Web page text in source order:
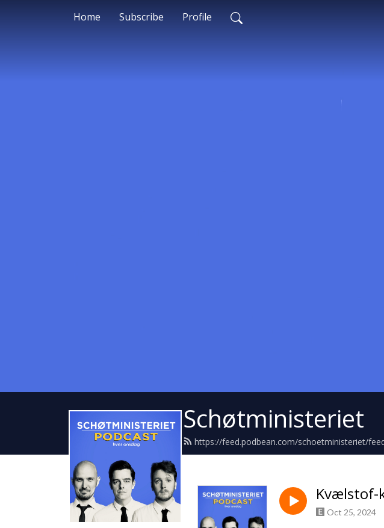
Home Subscribe Profile
Schøtministeriet
https://feed.podbean.com/schoetministeriet/
Kvælstof-
Oct 25, 2024